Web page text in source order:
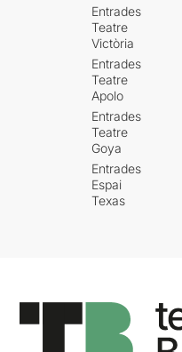
Entrades
Teatre
Victòria
Entrades
Teatre
Apolo
Entrades
Teatre
Goya
Entrades
Espai
Texas